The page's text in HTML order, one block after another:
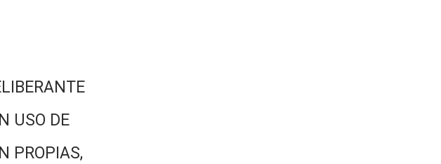
USO DE
PROPIAS,